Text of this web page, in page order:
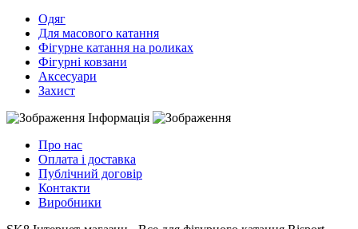
Одяг
Для масового катання
Фігурне катання на роликах
Фігурні ковзани
Аксесуари
Захист
Інформація
Про нас
Оплата і доставка
Публічний договір
Контакти
Виробники